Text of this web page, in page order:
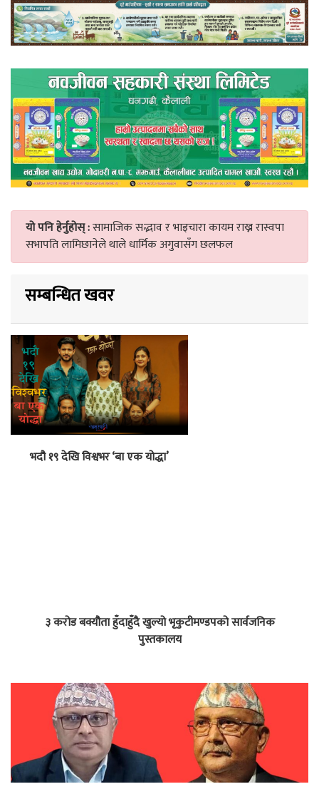
यो पनि हेर्नुहोस् :सामाजिक सद्भाव र भाइचारा कायम राख्न रास्वपा
सभापति लामिछानेले थाले धार्मिक अगुवासँग छलफल
सम्बन्धित खवर
भदौ १९ देखि विश्वभर ‘बा एक योद्धा’
३ करोड बक्यौता हुँदाहुँदै खुल्यो भृकुटीमण्डपको सार्वजनिक
पुस्तकालय